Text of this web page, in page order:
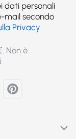
dati personali
mail secondo
Privacy
Non è